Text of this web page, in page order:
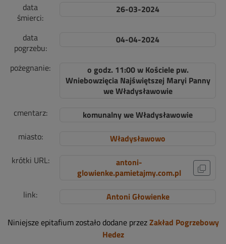
data
śmierci:
26-03-2024
data
pogrzebu:
04-04-2024
pożegnanie:
o godz. 11:00 w Kościele pw.
Wniebowzięcia Najświętszej Maryi Panny
we Władysławowie
cmentarz:
komunalny we Władysławowie
miasto:
Władysławowo
krótki URL:
antoni-
glowienke.pamietajmy.com.pl
link:
Antoni Głowienke
Niniejsze epitafium zostało dodane przezZakład Pogrzebowy
Hedez